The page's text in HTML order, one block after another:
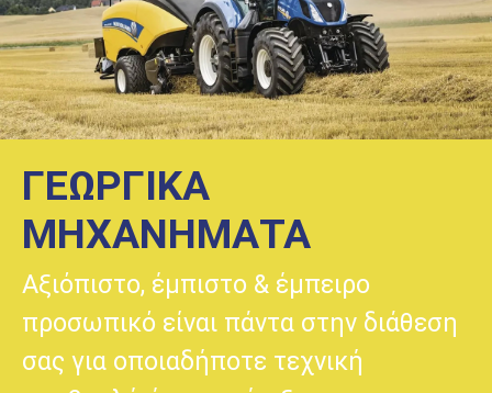
ΓΕΩΡΓΙΚΑ
ΜΗΧΑΝΗΜΑΤΑ
Αξιόπιστο, έμπιστο & έμπειρο
προσωπικό είναι πάντα στην διάθεση
σας για οποιαδήποτε τεχνική